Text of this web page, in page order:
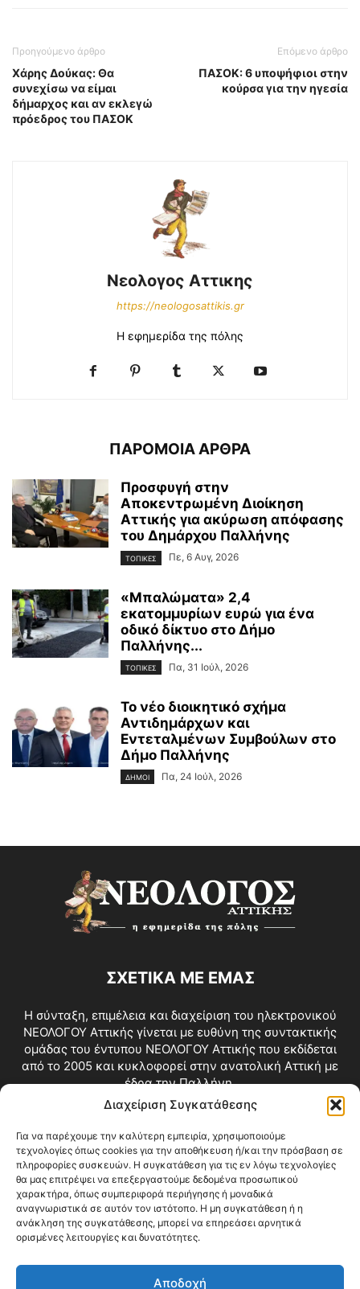
Διαχείριση Συγκατάθεσης
Για να παρέχουμε την καλύτερη εμπειρία, χρησιμοποιούμε
τεχνολογίες όπως cookies για την αποθήκευση ή/και την πρόσβαση σε
πληροφορίες συσκευών. Η συγκατάθεση για τις εν λόγω τεχνολογίες
θα μας επιτρέψει να επεξεργαστούμε δεδομένα προσωπικού
χαρακτήρα, όπως συμπεριφορά περιήγησης ή μοναδικά
αναγνωριστικά σε αυτόν τον ιστότοπο. Η μη συγκατάθεση ή η
ανάκληση της συγκατάθεσης, μπορεί να επηρεάσει αρνητικά
ορισμένες λειτουργίες και δυνατότητες.
Αποδοχή
Προηγούμενο άρθρο
Χάρης Δούκας: Θα
συνεχίσω να είμαι
δήμαρχος και αν εκλεγώ
πρόεδρος του ΠΑΣΟΚ
Επόμενο άρθρο
ΠΑΣΟΚ: 6 υποψήφιοι στην
κούρσα για την ηγεσία
Νεολογος Αττικης
https://neologosattikis.gr
Η εφημερίδα της πόλης
ΠΑΡΟΜΟΙΑ ΑΡΘΡΑ
Προσφυγή στην
Αποκεντρωμένη Διοίκηση
Αττικής για ακύρωση απόφασης
του Δημάρχου Παλλήνης
ΤΟΠΙΚΕΣ Πε, 6 Αυγ, 2026
«Μπαλώματα» 2,4
εκατομμυρίων ευρώ για ένα
οδικό δίκτυο στο Δήμο
Παλλήνης...
ΤΟΠΙΚΕΣ Πα, 31 Ιούλ, 2026
Το νέο διοικητικό σχήμα
Αντιδημάρχων και
Εντεταλμένων Συμβούλων στο
Δήμο Παλλήνης
ΔΗΜΟΙ Πα, 24 Ιούλ, 2026
ΣΧΕΤΙΚΑ ΜΕ ΕΜΑΣ
Η σύνταξη, επιμέλεια και διαχείριση του ηλεκτρονικού
ΝΕΟΛΟΓΟΥ Αττικής γίνεται με ευθύνη της συντακτικής
ομάδας του έντυπου ΝΕΟΛΟΓΟΥ Αττικής που εκδίδεται
από το 2005 και κυκλοφορεί στην ανατολική Αττική με
έδρα την Παλλήνη.
Επικοινωνία:info@neologosattikis.gr
ΑΚΟΛΟΥΘΗΣΕ ΜΑΣ